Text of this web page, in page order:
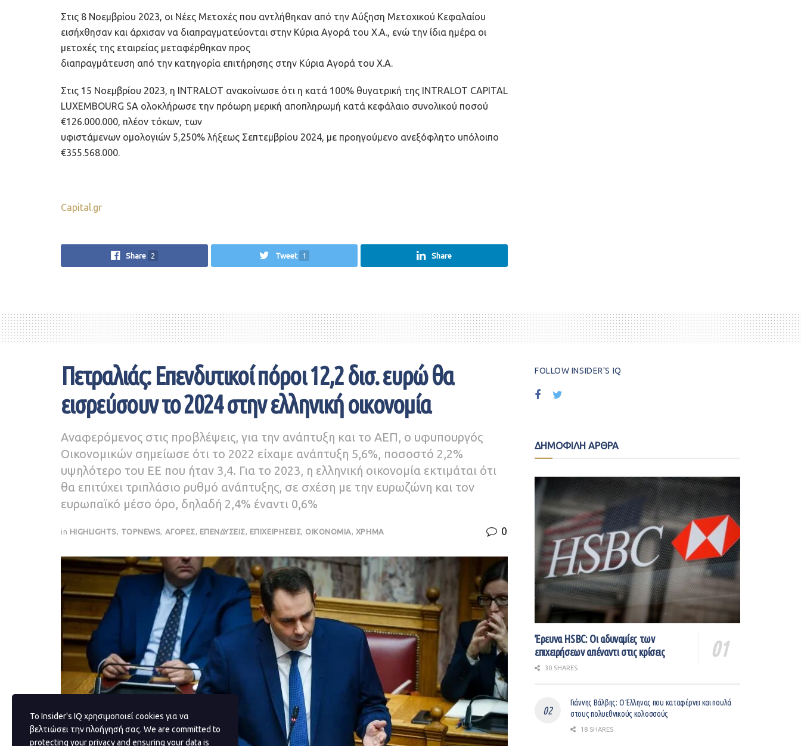
Στις 8 Νοεμβρίου 2023, οι Νέες Μετοχές που αντλήθηκαν από την Αύξηση Μετοχικού Κεφαλαίου
εισήχθησαν και άρχισαν να διαπραγματεύονται στην Κύρια Αγορά του Χ.Α., ενώ την ίδια ημέρα οι
μετοχές της εταιρείας μεταφέρθηκαν προς
διαπραγμάτευση από την κατηγορία επιτήρησης στην Κύρια Αγορά του Χ.Α.
Στις 15 Νοεμβρίου 2023, η INTRALOT ανακοίνωσε ότι η κατά 100% θυγατρική της INTRALOT CAPITAL
LUXEMBOURG SA ολοκλήρωσε την πρόωρη μερική αποπληρωμή κατά κεφάλαιο συνολικού ποσού
€126.000.000, πλέον τόκων, των
υφιστάμενων ομολογιών 5,250% λήξεως Σεπτεμβρίου 2024, με προηγούμενο ανεξόφλητο υπόλοιπο
€355.568.000.
Capital.gr
Share 2 Tweet 1 Share
Πετραλιάς: Επενδυτικοί πόροι 12,2 δισ. ευρώ θα
εισρεύσουν το 2024 στην ελληνική οικονομία
Αναφερόμενος στις προβλέψεις, για την ανάπτυξη και το ΑΕΠ, ο υφυπουργός
Οικονομικών σημείωσε ότι το 2022 είχαμε ανάπτυξη 5,6%, ποσοστό 2,2%
υψηλότερο του ΕΕ που ήταν 3,4. Για το 2023, η ελληνική οικονομία εκτιμάται ότι
θα επιτύχει τριπλάσιο ρυθμό ανάπτυξης, σε σχέση με την ευρωζώνη και τον
ευρωπαϊκό μέσο όρο, δηλαδή 2,4% έναντι 0,6%
in HIGHLIGHTS TOPNEWS ΑΓΟΡΕΣ ΕΠΕΝΔΥΣΕΙΣ ΕΠΙΧΕΙΡΗΣΕΙΣ ΟΙΚΟΝΟΜΙΑ ΧΡΗΜΑ 0
FOLLOW INSIDER'S IQ
ΔΗΜΟΦΙΛΗ ΑΡΘΡΑ
Έρευνα HSBC: Οι αδυναμίες των
επιχειρήσεων απέναντι στις κρίσεις
30 SHARES
Γιάννης Βάλβης: O Έλληνας που καταφέρνει και πουλά
στους πολυεθνικούς κολοσσούς
18 SHARES
Το Insider's IQ χρησιμοποιεί cookies για να
βελτιώσει την πλοήγησή σας. We are committed to
protecting your privacy and ensuring your data is